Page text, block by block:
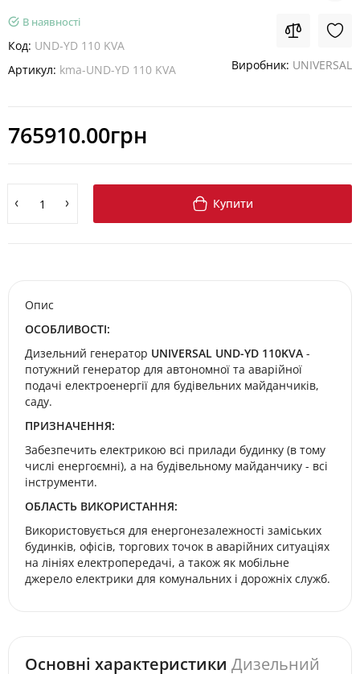
В наявності
Код: UND-YD 110 KVA
Артикул: kma-UND-YD 110 KVA Виробник: UNIVERSAL
765910.00грн
Купити
Опис
ОСОБЛИВОСТІ:
Дизельний генератор UNIVERSAL UND-YD 110KVA -
потужний генератор для автономної та аварійної
подачі електроенергії для будівельних майданчиків,
саду.
ПРИЗНАЧЕННЯ:
Забезпечить електрикою всі прилади будинку (в тому
числі енергоємні), а на будівельному майданчику - всі
інструменти.
ОБЛАСТЬ ВИКОРИСТАННЯ:
Використовується для енергонезалежності заміських
будинків, офісів, торгових точок в аварійних ситуаціях
на лініях електропередачі, а також як мобільне
джерело електрики для комунальних і дорожніх служб.
Основні характеристики Дизельний